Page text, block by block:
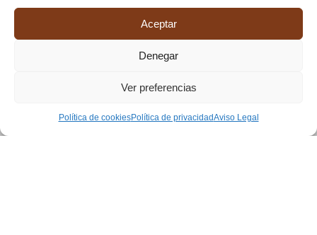
Aceptar
Denegar
Ver preferencias
Política de cookiesPolítica de privacidadAviso Legal
Santiago del Arroyo, Valladolid